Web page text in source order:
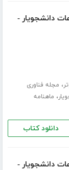
دانشجویار -
، مجله فناوری
، ماهنامه
دانلود کتاب
دانشجویار -